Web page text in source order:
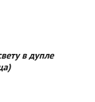
в дупле